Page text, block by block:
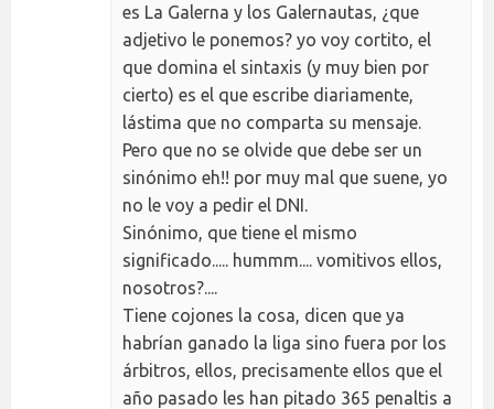
es La Galerna y los Galernautas, ¿que
adjetivo le ponemos? yo voy cortito, el
que domina el sintaxis (y muy bien por
cierto) es el que escribe diariamente,
lástima que no comparta su mensaje.
Pero que no se olvide que debe ser un
sinónimo eh!! por muy mal que suene, yo
no le voy a pedir el DNI.
Sinónimo, que tiene el mismo
significado..... hummm.... vomitivos ellos,
nosotros?....
Tiene cojones la cosa, dicen que ya
habrían ganado la liga sino fuera por los
árbitros, ellos, precisamente ellos que el
año pasado les han pitado 365 penaltis a